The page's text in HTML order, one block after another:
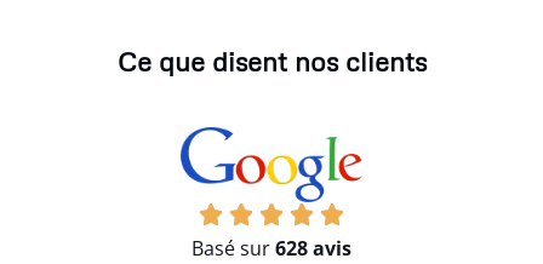
Ce que disent nos clients
Basé sur628 avis